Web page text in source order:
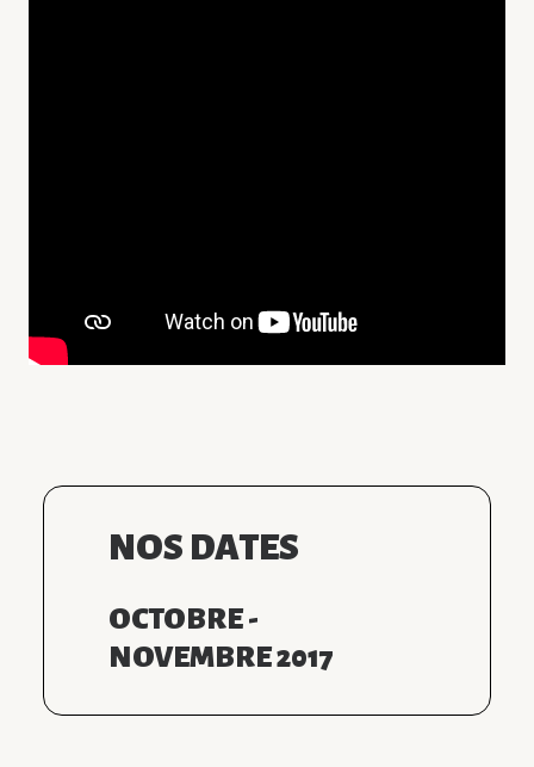
NOS DATES
OCTOBRE -
NOVEMBRE 2017